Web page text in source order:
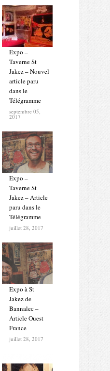
Expo –
Taverne St
Jakez – Nouvel
article paru
dans le
Télégramme
septembre 05,
2017
Expo –
Taverne St
Jakez – Article
paru dans le
Télégramme
juillet 28, 2017
Expo à St
Jakez de
Bannalec –
Article Ouest
France
juillet 28, 2017